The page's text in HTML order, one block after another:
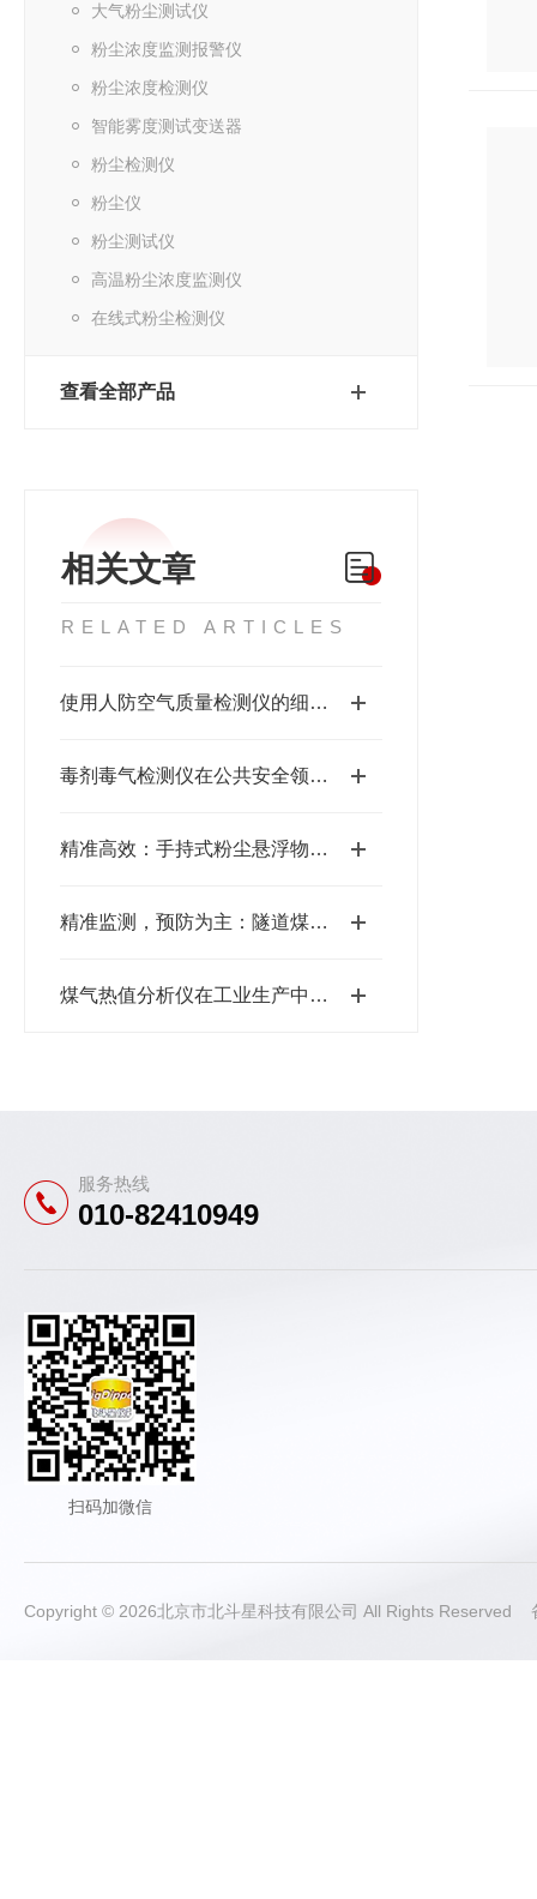
大气粉尘测试仪
粉尘浓度监测报警仪
粉尘浓度检测仪
智能雾度测试变送器
粉尘检测仪
粉尘仪
粉尘测试仪
高温粉尘浓度监测仪
在线式粉尘检测仪
查看全部产品
相关文章
RELATED ARTICLES
使用人防空气质量检测仪的细节问题
毒剂毒气检测仪在公共安全领域的应用
精准高效：手持式粉尘悬浮物测试仪如何助力环保执法
精准监测，预防为主：隧道煤尘检测仪的重要性
煤气热值分析仪在工业生产中的关键作用
服务热线
010-82410949
扫码加微信
Copyright © 2026北京市北斗星科技有限公司 All Rights Reserved